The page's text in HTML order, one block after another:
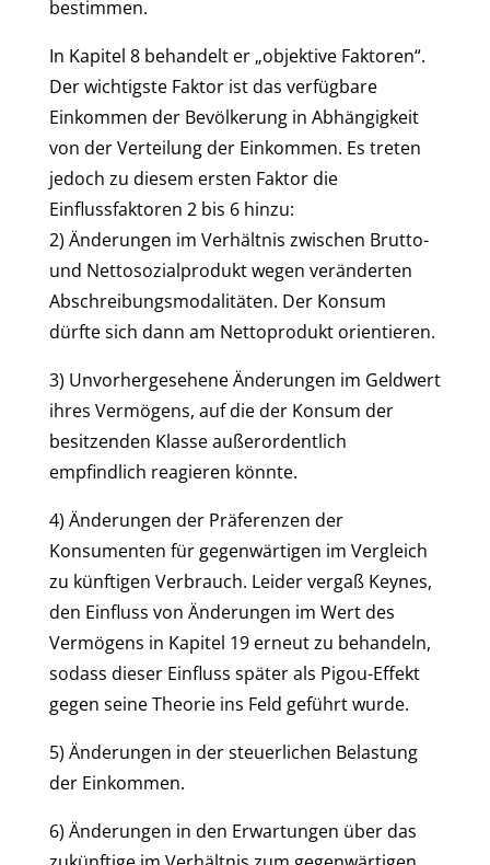
bestimmen.
In Kapitel 8 behandelt er „objektive Faktoren“.
Der wichtigste Faktor ist das verfügbare
Einkommen der Bevölkerung in Abhängigkeit
von der Verteilung der Einkommen. Es treten
jedoch zu diesem ersten Faktor die
Einflussfaktoren 2 bis 6 hinzu:
2) Änderungen im Verhältnis zwischen Brutto-
und Nettosozialprodukt wegen veränderten
Abschreibungsmodalitäten. Der Konsum
dürfte sich dann am Nettoprodukt orientieren.
3) Unvorhergesehene Änderungen im Geldwert
ihres Vermögens, auf die der Konsum der
besitzenden Klasse außerordentlich
empfindlich reagieren könnte.
4) Änderungen der Präferenzen der
Konsumenten für gegenwärtigen im Vergleich
zu künftigen Verbrauch. Leider vergaß Keynes,
den Einfluss von Änderungen im Wert des
Vermögens in Kapitel 19 erneut zu behandeln,
sodass dieser Einfluss später als Pigou-Effekt
gegen seine Theorie ins Feld geführt wurde.
5) Änderungen in der steuerlichen Belastung
der Einkommen.
6) Änderungen in den Erwartungen über das